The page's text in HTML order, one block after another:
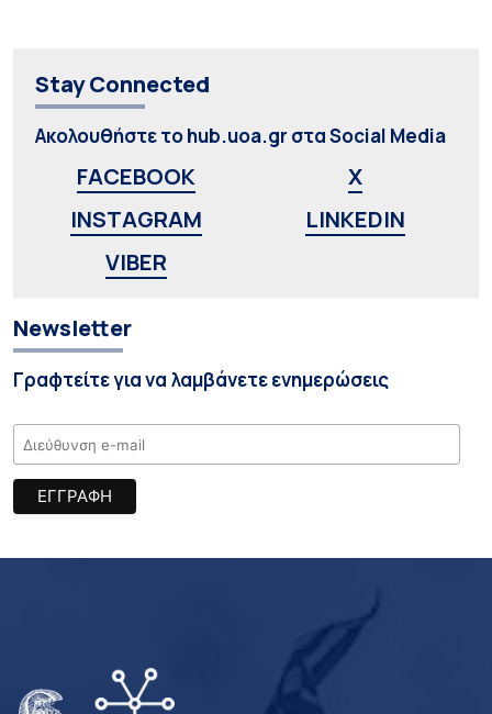
Stay Connected
Ακολουθήστε το hub.uoa.gr στα Social Media
FACEBOOK
X
INSTAGRAM
LINKEDIN
VIBER
Newsletter
Γραφτείτε για να λαμβάνετε ενημερώσεις